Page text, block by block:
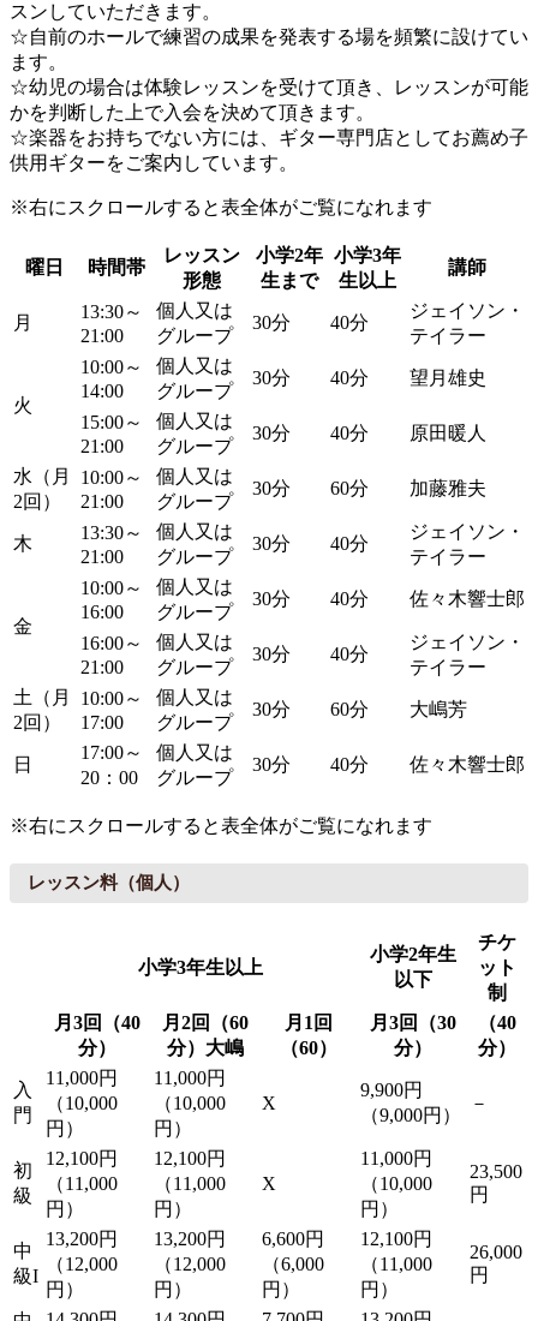
スンしていただきます。
☆自前のホールで練習の成果を発表する場を頻繁に設けてい
ます。
☆幼児の場合は体験レッスンを受けて頂き、レッスンが可能
かを判断した上で入会を決めて頂きます。
☆楽器をお持ちでない方には、ギター専門店としてお薦め子
供用ギターをご案内しています。
※右にスクロールすると表全体がご覧になれます
曜日 時間帯
レッスン
形態
小学2年
生まで
小学3年
生以上
講師
月
13:30～
21:00
個人又は
グループ
30分 40分
ジェイソン・
テイラー
火
10:00～
14:00
個人又は
グループ
30分 40分 望月雄史
15:00～
21:00
個人又は
グループ
30分 40分 原田暖人
水（月
2回）
10:00～
21:00
個人又は
グループ
30分 60分 加藤雅夫
木
13:30～
21:00
個人又は
グループ
30分 40分
ジェイソン・
テイラー
金
10:00～
16:00
個人又は
グループ
30分 40分 佐々木響士郎
16:00～
21:00
個人又は
グループ
30分 40分
ジェイソン・
テイラー
土（月
2回）
10:00～
17:00
個人又は
グループ
30分 60分 大嶋芳
日
17:00～
20：00
個人又は
グループ
30分 40分 佐々木響士郎
※右にスクロールすると表全体がご覧になれます
レッスン料（個人）
小学3年生以上
小学2年生
以下
チケ
ット
制
月3回（40
分）
月2回（60
分）大嶋
月1回
（60）
月3回（30
分）
（40
分）
入
門
11,000円
（10,000
円）
11,000円
（10,000
円）
X
9,900円
（9,000円）
－
初
級
12,100円
（11,000
円）
12,100円
（11,000
円）
X
11,000円
（10,000
円）
23,500
円
中
級I
13,200円
（12,000
円）
13,200円
（12,000
円）
6,600円
（6,000
円）
12,100円
（11,000
円）
26,000
円